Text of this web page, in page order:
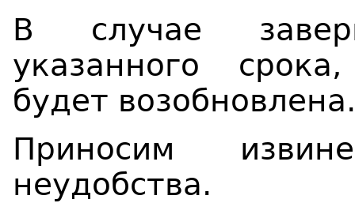
В случае
указанного
будет возобновлена.
Приносим
неудобства.